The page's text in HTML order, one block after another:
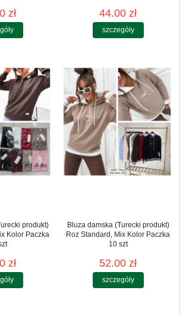
zł 44.00 zł
szczegóły
produkt)
Kolor Paczka
zł
Bluza damska (Turecki produkt)
Roz Standard, Mix Kolor Paczka
10 szt
52.00 zł
szczegóły